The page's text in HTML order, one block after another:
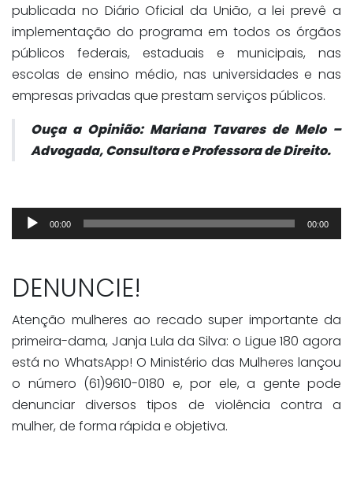
publicada no Diário Oficial da União, a lei prevê a
implementação do programa em todos os órgãos
públicos federais, estaduais e municipais, nas
escolas de ensino médio, nas universidades e nas
empresas privadas que prestam serviços públicos.
Ouça a Opinião: Mariana Tavares de Melo –
Advogada, Consultora e Professora de Direito.
Tocador
de
00:00 00:00
DENUNCIE!
Atenção mulheres ao recado super importante da
primeira-dama, Janja Lula da Silva: o Ligue 180 agora
está no WhatsApp! O Ministério das Mulheres lançou
o número (61)9610-0180 e, por ele, a gente pode
denunciar diversos tipos de violência contra a
mulher, de forma rápida e objetiva.